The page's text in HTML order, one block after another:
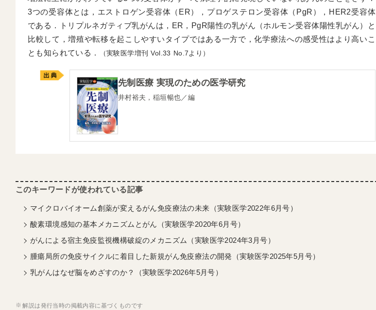
3つの受容体とは，エストロゲン受容体（ER），プロゲステロン受容体（PgR），HER2受容体
である．トリプルネガティブ乳がんは，ER，PgR陽性の乳がん（ホルモン受容体陽性乳がん）と
比較して，増殖や転移を起こしやすいタイプではある一方で，化学療法への感受性はより高いこ
とも知られている．
（実験医学増刊 33 7より）
先制医療 実現のための医学研究
井村裕夫，稲垣暢也／編
マイクロバイオーム創薬が変えるがん免疫療法の未来（実験医学2022年6月号）
酸素環境感知の基本メカニズムとがん（実験医学2020年6月号）
がんによる宿主免疫監視機構破綻のメカニズム（実験医学2024年3月号）
腫瘍局所の免疫サイクルに着目した新規がん免疫療法の開発（実験医学2025年5月号）
乳がんはなぜ脳をめざすのか？（実験医学2026年5月号）
解説は発行当時の掲載内容に基づくものです